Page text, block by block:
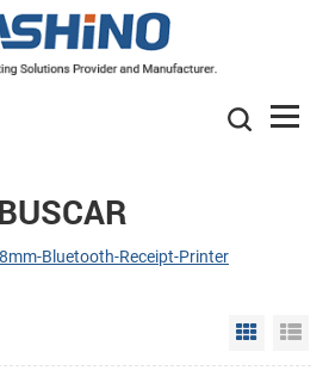
Bluetooth-Receipt-Printer
Grid